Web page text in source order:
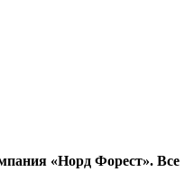
«Норд Форест». Все